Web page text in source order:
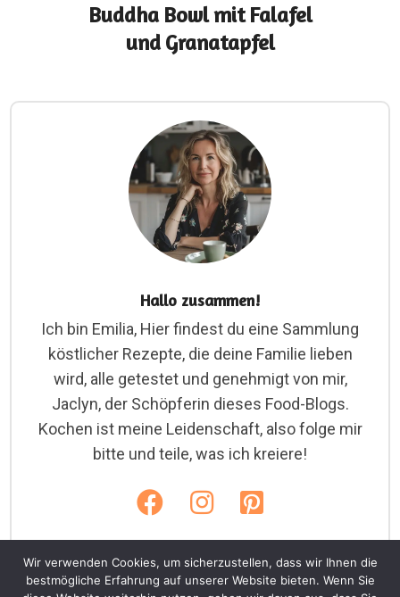
Buddha Bowl mit Falafel
und Granatapfel
Hallo zusammen!
Ich bin Emilia, Hier findest du eine Sammlung
köstlicher Rezepte, die deine Familie lieben
wird, alle getestet und genehmigt von mir,
Jaclyn, der Schöpferin dieses Food-Blogs.
Kochen ist meine Leidenschaft, also folge mir
bitte und teile, was ich kreiere!
Wir verwenden Cookies, um sicherzustellen, dass wir Ihnen die
bestmögliche Erfahrung auf unserer Website bieten. Wenn Sie